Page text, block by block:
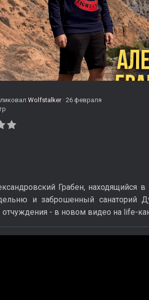
Wolfstalker· 26 февраля
Грабен, находящийся
и заброшенный санаторий
- в новом видео на life-